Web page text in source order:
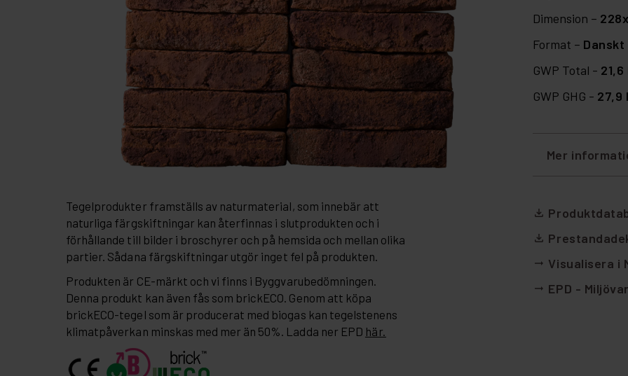
Tegelprodukter framställs av naturmaterial, som innebär att
naturliga färgskiftningar kan återfinnas i slutprodukten och i
förhållande till bilder i broschyrer och på hemsida och mellan olika
partier. Sådana färgskiftningar utgör inget fel på produkten.
Produkten är CE-märkt och vi finns i Byggvarubedömningen.
Denna produkt kan även fås som brickECO. Genom att köpa
brickECO-tegel som är producerat med biogas kan tegelstenens
klimatpåverkan minskas med mer än 50%. Ladda ner EPD här.
Dimension –
Format – Danskt
GWP Total -
GWP GHG - 27,9
Mer
file_download
file_download
arrow_right_alt Visualisera i
arrow_right_alt EPD -